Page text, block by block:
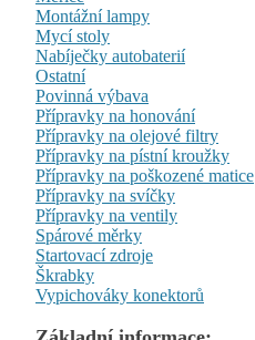
Montážní lampy
Mycí stoly
Nabíječky autobaterií
Ostatní
Povinná výbava
Přípravky na honování
Přípravky na olejové filtry
Přípravky na pístní kroužky
Přípravky na poškozené matice
Přípravky na svíčky
Přípravky na ventily
Spárové měrky
Startovací zdroje
Škrabky
Vypichováky konektorů